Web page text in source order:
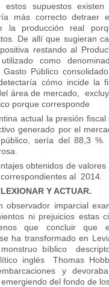
estos supuestos
más correcto detraer
la producción real
De allí que sugieran
restando al
como
Público
cómo incide la
área de mercado,
porque corresponde
actual la presión fiscal
generado por el
sería del 88,3 %.
obtenidos de valores
al 2014.
Y ACTUAR.
observador imparcial
ni prejuicios estas
que concluir que
ha transformado en
bíblico
inglés Thomas
y
del fondo de